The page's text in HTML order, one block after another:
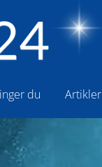
du Artikler